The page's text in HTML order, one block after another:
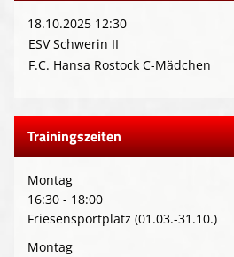
18.10.2025 12:30
ESV Schwerin II
F.C. Hansa Rostock C-Mädchen
Trainingszeiten
Montag
16:30 - 18:00
Friesensportplatz (01.03.-31.10.)
Montag